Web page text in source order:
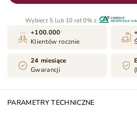
Wybierz 5 lub 10 rat 0% z
+100.000
Klientów rocznie
24 miesiące
Gwarancji
PARAMETRY TECHNICZNE